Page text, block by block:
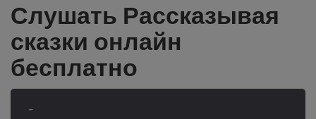
Слушать Рассказывая
сказки онлайн
бесплатно
-